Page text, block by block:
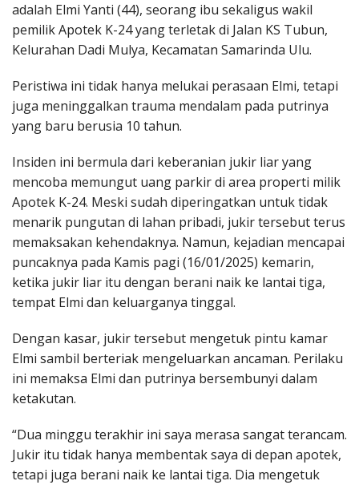
adalah Elmi Yanti (44), seorang ibu sekaligus wakil
pemilik Apotek K-24 yang terletak di Jalan KS Tubun,
Kelurahan Dadi Mulya, Kecamatan Samarinda Ulu.
Peristiwa ini tidak hanya melukai perasaan Elmi, tetapi
juga meninggalkan trauma mendalam pada putrinya
yang baru berusia 10 tahun.
Insiden ini bermula dari keberanian jukir liar yang
mencoba memungut uang parkir di area properti milik
Apotek K-24. Meski sudah diperingatkan untuk tidak
menarik pungutan di lahan pribadi, jukir tersebut terus
memaksakan kehendaknya. Namun, kejadian mencapai
puncaknya pada Kamis pagi (16/01/2025) kemarin,
ketika jukir liar itu dengan berani naik ke lantai tiga,
tempat Elmi dan keluarganya tinggal.
Dengan kasar, jukir tersebut mengetuk pintu kamar
Elmi sambil berteriak mengeluarkan ancaman. Perilaku
ini memaksa Elmi dan putrinya bersembunyi dalam
ketakutan.
“Dua minggu terakhir ini saya merasa sangat terancam.
Jukir itu tidak hanya membentak saya di depan apotek,
tetapi juga berani naik ke lantai tiga. Dia mengetuk